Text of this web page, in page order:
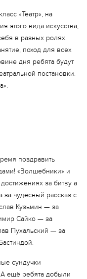
«Театр», на
этого вида искусства,
в разных ролях.
поход для всех
дня ребята будут
постановки.
поздравить
«Волшебники» и
за битву а
за чудесный рассказ с
Кузьмин — за
Сайко — за
Пухальский — за
сундучки
ещё ребята добыли